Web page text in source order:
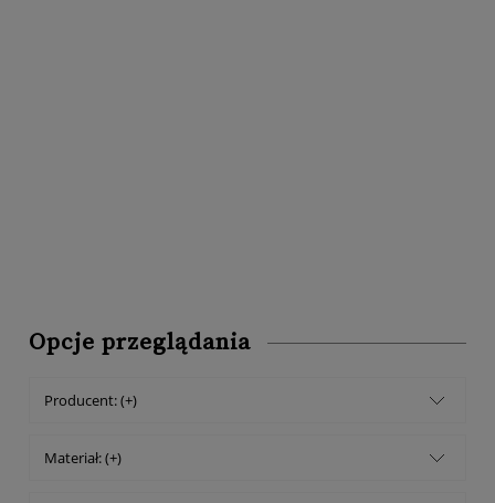
Opcje przeglądania
Producent: (+)
Materiał: (+)